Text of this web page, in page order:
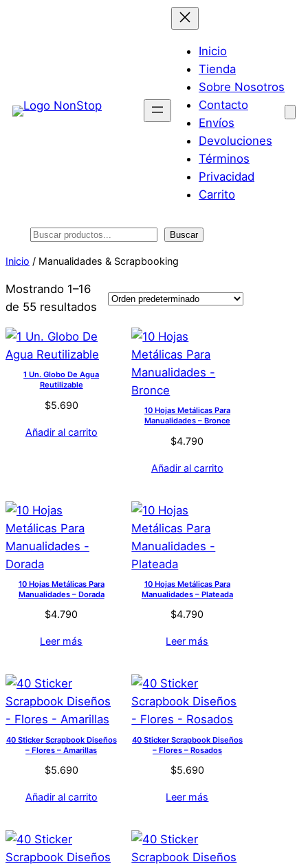
Inicio
Tienda
Sobre Nosotros
Contacto
Envíos
Devoluciones
Términos
Privacidad
Carrito
Buscar Buscar
Inicio / Manualidades & Scrapbooking
Mostrando 1–16
de 55 resultados
1 Un. Globo De Agua
Reutilizable
$5.690
Añadir al carrito
10 Hojas Metálicas Para
Manualidades – Bronce
$4.790
Añadir al carrito
10 Hojas Metálicas Para
Manualidades – Dorada
$4.790
Leer más
10 Hojas Metálicas Para
Manualidades – Plateada
$4.790
Leer más
40 Sticker Scrapbook Diseños
– Flores – Amarillas
$5.690
Añadir al carrito
40 Sticker Scrapbook Diseños
– Flores – Rosados
$5.690
Leer más